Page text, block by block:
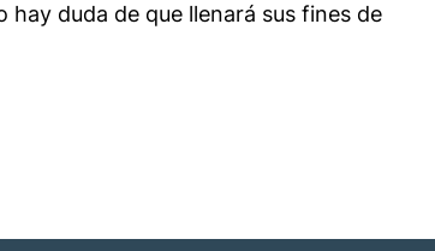
hay duda de que llenará sus fines de